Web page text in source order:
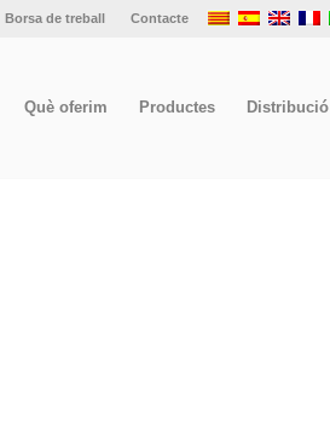
Borsa de treball Contacte
Què oferim Productes Distribució